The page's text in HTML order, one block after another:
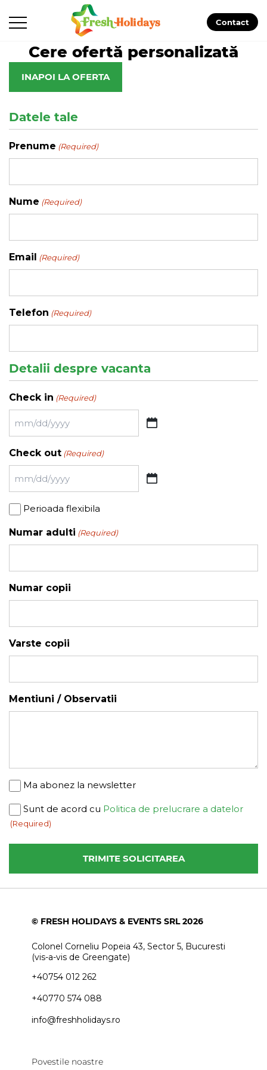
Contact
Cere ofertă personalizată
INAPOI LA OFERTA
Datele tale
Prenume (Required)
Nume (Required)
Email (Required)
Telefon (Required)
Detalii despre vacanta
Check in (Required)
MM
DD
Check out (Required)
MM
DD
slash
Perioada
Perioada flexibila
Numar adulti (Required)
Numar copii
Varste copii
Mentiuni / Observatii
Newsletter
Ma abonez la newsletter
Consent
(Required)
Sunt de acord cu Politica de prelucrare a datelor
(Required)
© FRESH HOLIDAYS & EVENTS SRL 2026
Colonel Corneliu Popeia 43, Sector 5, Bucuresti
(vis-a-vis de Greengate)
+40754 012 262
+40770 574 088
info@freshholidays.ro
Povestile noastre